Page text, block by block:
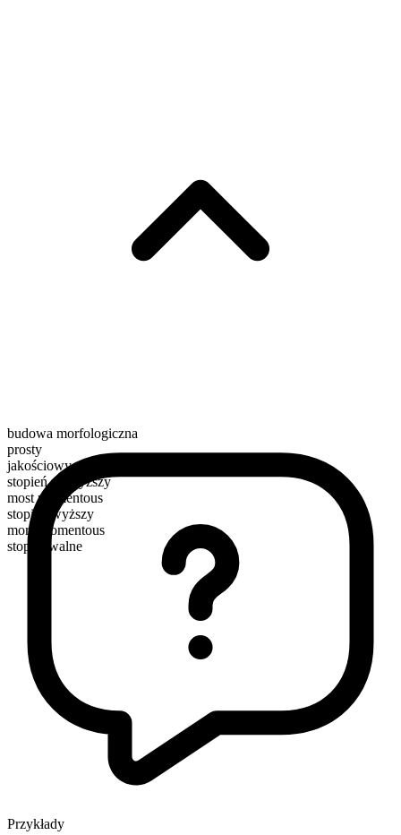
budowa morfologiczna
prosty
jakościowy
stopień najwyższy
most momentous
stopień wyższy
more momentous
stopniowalne
Przykłady